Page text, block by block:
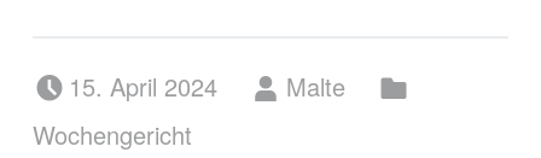
15. April 2024 Malte
Wochengericht